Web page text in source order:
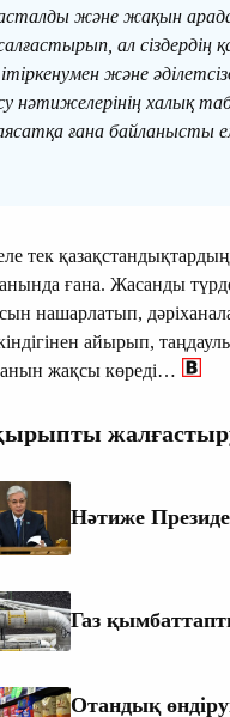
және жақын арада
ал сіздердің
және
нәтижелерінің халық
ғана байланысты
тек
ғана. Жасанды
нашарлатып,
айырып,
жақсы көреді…
Нәтиже
Газ
Отандық